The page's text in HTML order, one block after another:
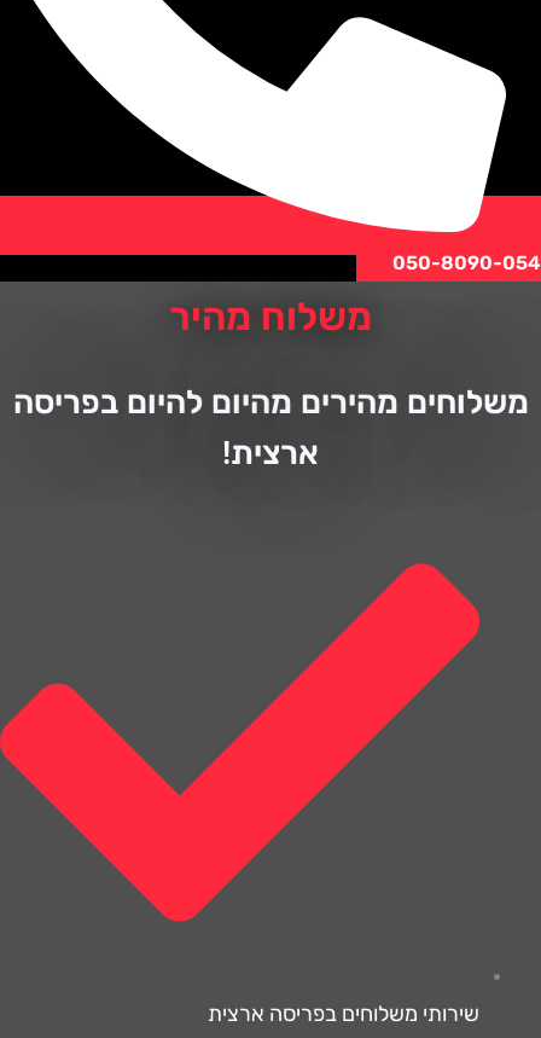
050-
משלוח מהיר
מהירים מהיום להיום בפריסה
ארצית!
שירותי משלוחים בפריסה ארצית